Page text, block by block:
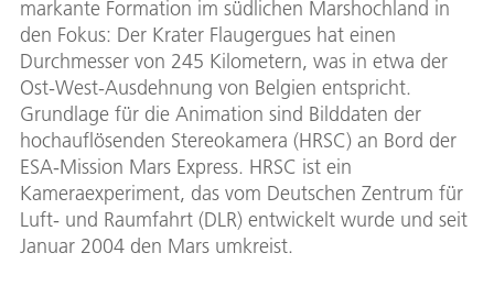
markante Formation im südlichen Marshochland in
den Fokus: Der Krater Flaugergues hat einen
Durchmesser von 245 Kilometern, was in etwa der
Ost-West-Ausdehnung von Belgien entspricht.
Grundlage für die Animation sind Bilddaten der
hochauflösenden Stereokamera (HRSC) an Bord der
ESA-Mission Mars Express. HRSC ist ein
Kameraexperiment, das vom Deutschen Zentrum für
Luft- und Raumfahrt (DLR) entwickelt wurde und seit
Januar 2004 den Mars umkreist.